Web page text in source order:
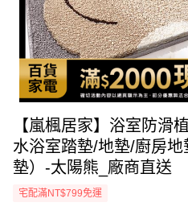
【嵐楓居家】浴室防滑
水浴室踏墊/地墊/廚房
墊）-太陽熊_廠商直送
宅配滿NT$799免運